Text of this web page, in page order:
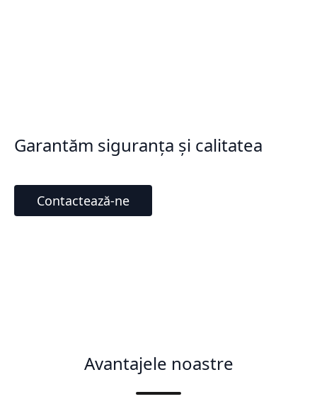
Garantăm siguranța și calitatea
Contactează-ne
Avantajele noastre